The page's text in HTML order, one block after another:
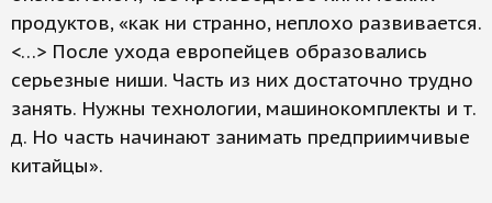
продуктов, «как ни странно, неплохо развивается.
<…> После ухода европейцев образовались
серьезные ниши. Часть из них достаточно трудно
занять. Нужны технологии, машинокомплекты и т.
д. Но часть начинают занимать предприимчивые
китайцы».